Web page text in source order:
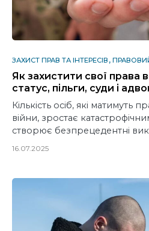
ЗАХИСТ ПРАВ ТА ІНТЕРЕСІВ
Як захистити свої права
статус, пільги, суди і
Кількість осіб, які матимуть
війни, зростає
створює безпрецедентні
16.07.2025